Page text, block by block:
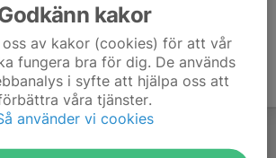
kakor
oss av kakor (cookies) för att vår
fungera bra för dig. De används
i syfte att hjälpa oss att
våra tjänster.
använder vi cookies